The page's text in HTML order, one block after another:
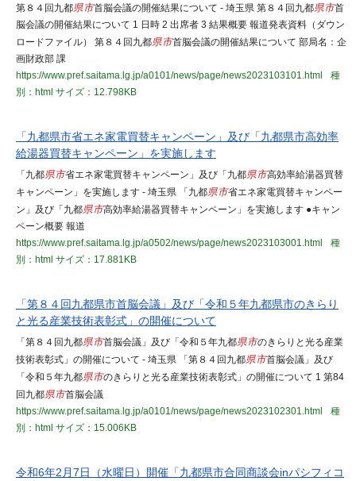
第８４回九都県市首脳会議の開催結果について - 埼玉県 第８４回九都県市首
脳会議の開催結果について 1 日時 2 出席者 3 結果概要 報道発表資料（ダウン
ロードファイル） 第８４回九都県市首脳会議の開催結果について 部局名：企
画財政部 課
https://www.pref.saitama.lg.jp/a0101/news/page/news2023103101.html
種
別：html サイズ：12.798KB
「九都県市省エネ家電買替キャンペーン」及び「九都県市高効率
給湯器買替キャンペーン」を実施します
「九都県市省エネ家電買替キャンペーン」及び「九都県市高効率給湯器買替
キャンペーン」を実施します - 埼玉県 「九都県市省エネ家電買替キャンペー
ン」及び「九都県市高効率給湯器買替キャンペーン」を実施します ●キャン
ペーン概要 報道
https://www.pref.saitama.lg.jp/a0502/news/page/news2023103001.html
種
別：html サイズ：17.881KB
「第８４回九都県市首脳会議」及び「令和５年九都県市のきらり
と光る産業技術表彰式」の開催について
「第８４回九都県市首脳会議」及び「令和５年九都県市のきらりと光る産業
技術表彰式」の開催について - 埼玉県 「第８４回九都県市首脳会議」及び
「令和５年九都県市のきらりと光る産業技術表彰式」の開催について 1 第84
回九都県市首脳会議
https://www.pref.saitama.lg.jp/a0101/news/page/news2023102301.html
種
別：html サイズ：15.006KB
令和6年2月7日（水曜日）開催「九都県市合同商談会inパシフィコ